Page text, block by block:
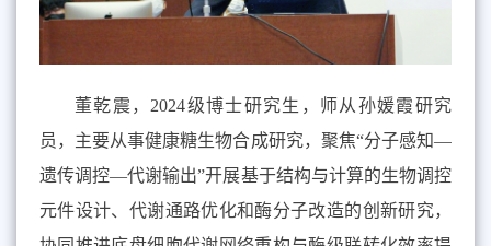
董乾震， 2024级博士研究生，师从孙媛霞研究
员，主要从事健康糖生物合成研究，聚焦“分子感知—
遗传调控—代谢输出”开展基于结构与计算的生物调控
元件设计、代谢通路优化和酶分子改造的创新研究，